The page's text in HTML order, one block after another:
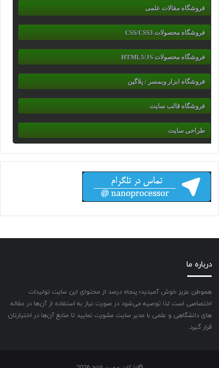
فروشگاه مقالات علمی
فروشگاه محصولات CSS/CSS3
فروشگاه محصولات HTML5/JS
فروشگاه ابزار وبمسر / پلاگین
فروشگاه قالب سایت
طراحی سایت
درباره ما
هموطن عزیز خوش آمیدید؛ پنجاه درصد از محتوای این سایت تولیدات
اختصاصی است لذا توصیه می‌شود در صورت نیاز به استفاده از آن‌ها در مقاله
های دانشگاهی و علمی با مدیر سایت مشورت نمایید تا منابع آن‌ها در اختیارتان
قرار گیرد.